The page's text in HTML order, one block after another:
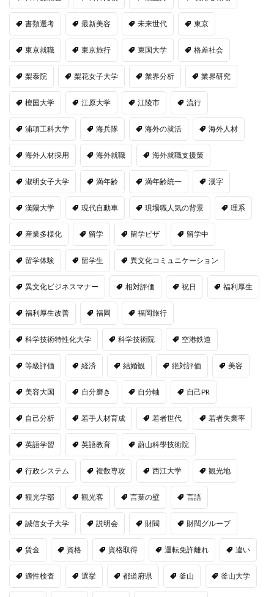
書類選考 最新美容 未来世代 東京
東京就職 東京旅行 東国大学 格差社会
梨泰院 梨花女子大学 業界分析 業界研究
檀国大学 江原大学 江陵市 流行
浦項工科大学 海兵隊 海外の就活 海外人材
海外人材採用 海外就職 海外就職支援策
淑明女子大学 満年齢 満年齢統一 漢字
漢陽大学 現代自動車 現場職人気の背景 理系
産業多様化 留学 留学ビザ 留学中
留学体験 留学生 異文化コミュニケーション
異文化ビジネスマナー 相対評価 祝日 福利厚生
福利厚生改善 福岡 福岡旅行
科学技術特性化大学 科学技術院 空港鉄道
等級評価 経済 結婚観 絶対評価 美容
美容大国 自分磨き 自分軸 自己PR
自己分析 若手人材育成 若者世代 若者失業率
英語学習 英語教育 蔚山科學技術院
行政システム 複数専攻 西江大学 観光地
観光学部 観光客 言葉の壁 言語
誠信女子大学 説明会 財閥 財閥グループ
賃金 資格 資格取得 運転免許離れ 違い
適性検査 選挙 都道府県 釜山 釜山大学